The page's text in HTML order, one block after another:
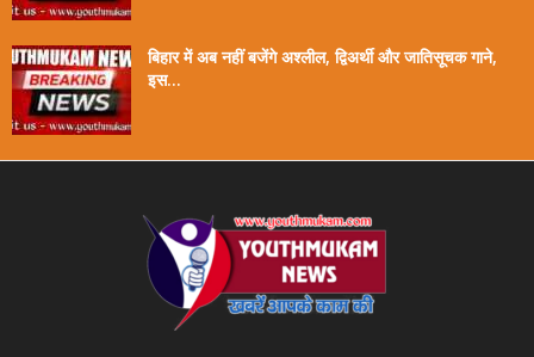
बिहार में अब नहीं बजेंगे अश्लील, द्विअर्थी और जातिसूचक गाने,
इस...